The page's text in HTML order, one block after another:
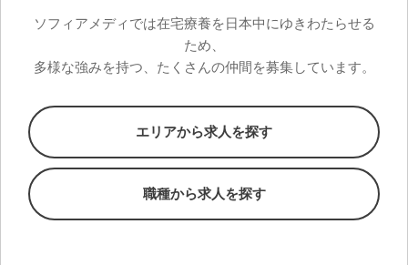
ソフィアメディでは在宅療養を日本中にゆきわたらせる
ため、
多様な強みを持つ、たくさんの仲間を募集しています。
エリアから求人を探す
職種から求人を探す